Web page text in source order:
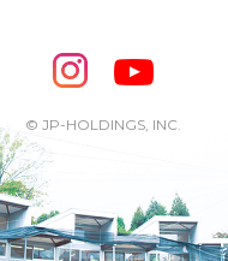
© JP-HOLDINGS, INC.